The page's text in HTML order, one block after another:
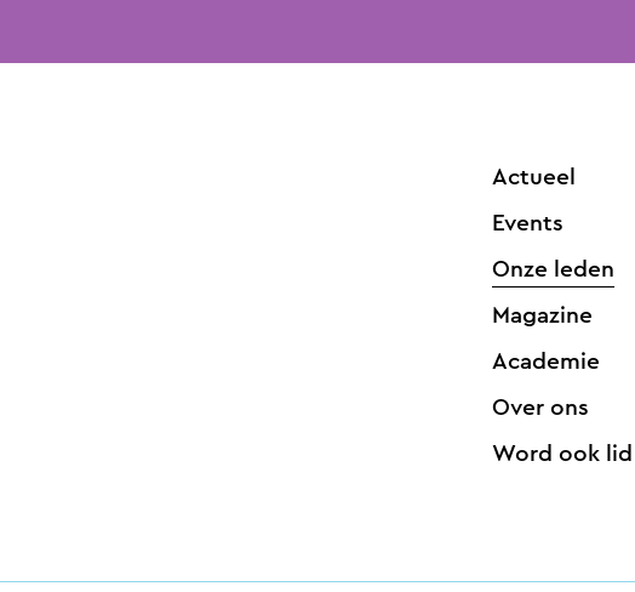
Actueel
Events
Onze leden
Magazine
Academie
Over ons
Word ook lid